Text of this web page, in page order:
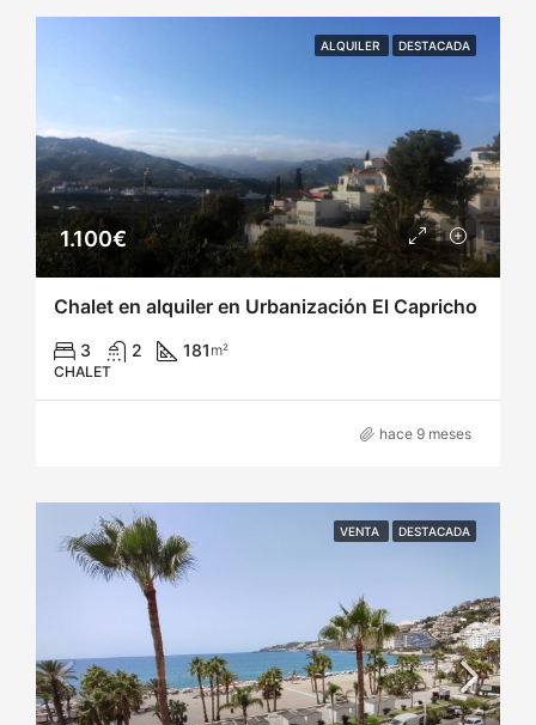
ALQUILER DESTACADA
1.100€
Chalet en alquiler en Urbanización El Capricho
3 2 181 m²
CHALET
hace 9 meses
VENTA DESTACADA